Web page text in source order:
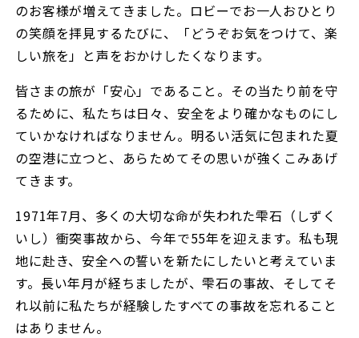
のお客様が増えてきました。ロビーでお一人おひとり
の笑顔を拝見するたびに、「どうぞお気をつけて、楽
しい旅を」と声をおかけしたくなります。
皆さまの旅が「安心」であること。その当たり前を守
るために、私たちは日々、安全をより確かなものにし
ていかなければなりません。明るい活気に包まれた夏
の空港に立つと、あらためてその思いが強くこみあげ
てきます。
1971年7月、多くの大切な命が失われた雫石（しずく
いし）衝突事故から、今年で55年を迎えます。私も現
地に赴き、安全への誓いを新たにしたいと考えていま
す。長い年月が経ちましたが、雫石の事故、そしてそ
れ以前に私たちが経験したすべての事故を忘れること
はありません。